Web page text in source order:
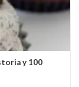
y 100